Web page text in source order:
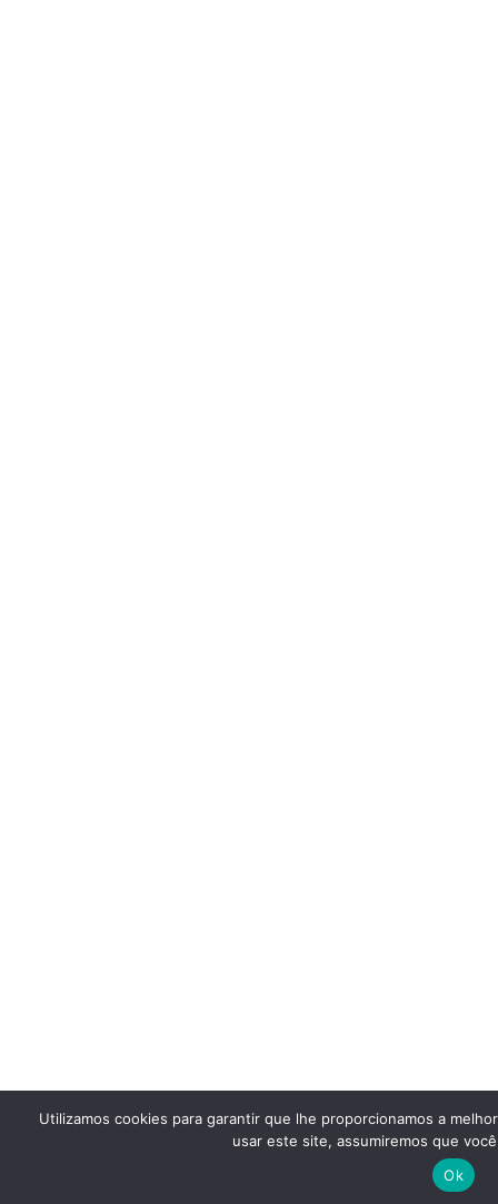
Utilizamos cookies para garantir que lhe proporcionamos a
usar este site, assumiremos que
Ok